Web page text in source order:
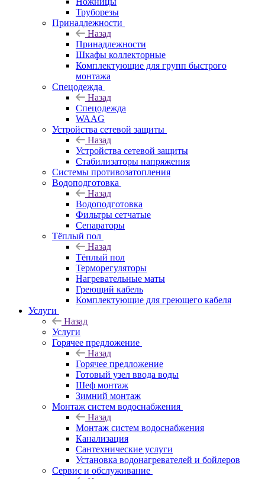
Труборезы
Принадлежности
Назад
Принадлежности
Шкафы коллекторные
Комплектующие для групп быстрого
монтажа
Спецодежда
Назад
Спецодежда
WAAG
Устройства сетевой защиты
Назад
Устройства сетевой защиты
Стабилизаторы напряжения
Системы противозатопления
Водоподготовка
Назад
Водоподготовка
Фильтры сетчатые
Сепараторы
Тёплый пол
Назад
Тёплый пол
Терморегуляторы
Нагревательные маты
Греющий кабель
Комплектующие для греющего кабеля
Услуги
Назад
Услуги
Горячее предложение
Назад
Горячее предложение
Готовый узел ввода воды
Шеф монтаж
Зимний монтаж
Монтаж систем водоснабжения
Назад
Монтаж систем водоснабжения
Канализация
Сантехнические услуги
Установка водонагревателей и бойлеров
Сервис и обслуживание